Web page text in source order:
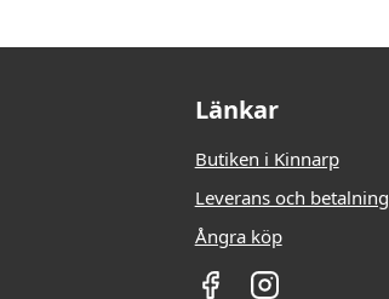
Länkar
Butiken i Kinnarp
Leverans och betalning
Ångra köp